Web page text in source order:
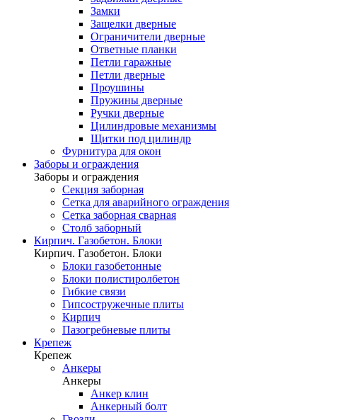
Замки
Защелки дверные
Ограничители дверные
Ответные планки
Петли гаражные
Петли дверные
Проушины
Пружины дверные
Ручки дверные
Цилиндровые механизмы
Щитки под цилиндр
Фурнитура для окон
Заборы и ограждения
Заборы и ограждения
Секция заборная
Сетка для аварийного ограждения
Сетка заборная сварная
Столб заборный
Кирпич. Газобетон. Блоки
Кирпич. Газобетон. Блоки
Блоки газобетонные
Блоки полистиролбетон
Гибкие связи
Гипсостружечные плиты
Кирпич
Пазогребневые плиты
Крепеж
Крепеж
Анкеры
Анкеры
Анкер клин
Анкерный болт